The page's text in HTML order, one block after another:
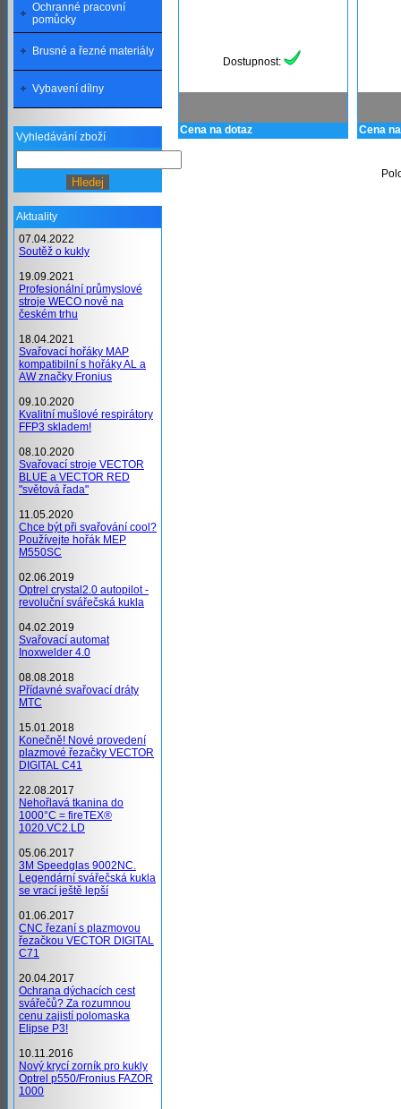
Dostupnost:
Cena na dotaz Cena
Ochranné pracovní
pomůcky
Brusné a řezné materiály
Vybavení dílny
Vyhledávání zboží
Aktuality
07.04.2022
Soutěž o kukly
19.09.2021
Profesionální průmyslové
stroje WECO nově na
českém trhu
18.04.2021
Svařovací hořáky MAP
kompatibilní s hořáky AL a
AW značky Fronius
09.10.2020
Kvalitní mušlové respirátory
FFP3 skladem!
08.10.2020
Svařovací stroje VECTOR
BLUE a VECTOR RED
"světová řada"
11.05.2020
Chce být při svařování cool?
Používejte hořák MEP
M550SC
02.06.2019
Optrel crystal2.0 autopilot -
revoluční svářečská kukla
04.02.2019
Svařovací automat
Inoxwelder 4.0
08.08.2018
Přídavné svařovací dráty
MTC
15.01.2018
Konečně! Nové provedení
plazmové řezačky VECTOR
DIGITAL C41
22.08.2017
Nehořlavá tkanina do
1000°C = fireTEX®
1020.VC2.LD
05.06.2017
3M Speedglas 9002NC.
Legendární svářečská kukla
se vrací ještě lepší
01.06.2017
CNC řezaní s plazmovou
řezačkou VECTOR DIGITAL
C71
20.04.2017
Ochrana dýchacích cest
svářečů? Za rozumnou
cenu zajistí polomaska
Elipse P3!
10.11.2016
Nový krycí zorník pro kukly
Optrel p550/Fronius FAZOR
1000